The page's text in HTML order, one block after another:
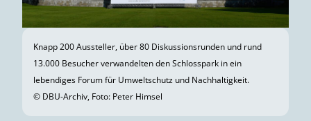
Knapp 200 Aussteller, über 80 Diskussionsrunden und rund
13.000 Besucher verwandelten den Schlosspark in ein
lebendiges Forum für Umweltschutz und Nachhaltigkeit.
© DBU-Archiv, Foto: Peter Himsel